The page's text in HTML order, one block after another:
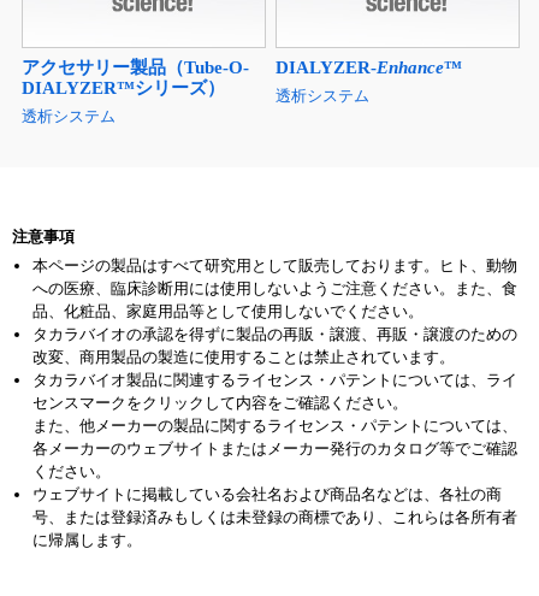
アクセサリー製品（Tube-O-
DIALYZER™シリーズ）
透析システム
DIALYZER-Enhance™
透析システム
注意事項
本ページの製品はすべて研究用として販売しております。ヒト、動物
への医療、臨床診断用には使用しないようご注意ください。また、食
品、化粧品、家庭用品等として使用しないでください。
タカラバイオの承認を得ずに製品の再販・譲渡、再販・譲渡のための
改変、商用製品の製造に使用することは禁止されています。
タカラバイオ製品に関連するライセンス・パテントについては、ライ
センスマークをクリックして内容をご確認ください。
また、他メーカーの製品に関するライセンス・パテントについては、
各メーカーのウェブサイトまたはメーカー発行のカタログ等でご確認
ください。
ウェブサイトに掲載している会社名および商品名などは、各社の商
号、または登録済みもしくは未登録の商標であり、これらは各所有者
に帰属します。